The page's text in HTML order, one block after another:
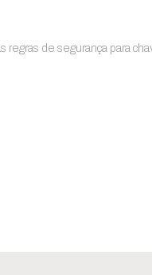
regras de segurança para